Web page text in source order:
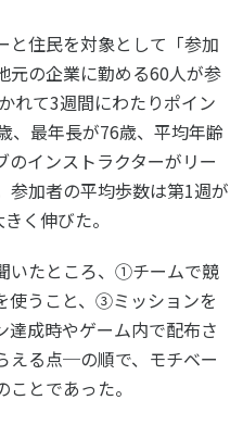
と住民を対象として「参加
元の企業に勤める60人が参
れて3週間にわたりポイン
、最年長が76歳、平均年齢
インストラクターがリー
参加者の平均歩数は第1週が
く伸びた。
いたところ、①チームで競
使うこと、③ミッションを
成時やゲーム内で配布さ
える点─の順で、モチベー
とであった。